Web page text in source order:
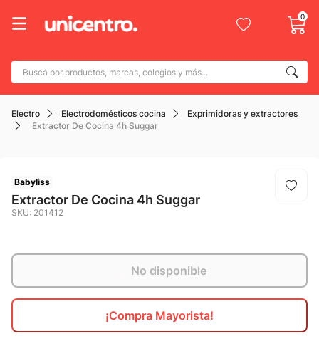
0
Buscá por productos, marcas, colegios y más...
Electro Electrodomésticos cocina
Exprimidoras y extractores
Extractor De Cocina 4h Suggar
Babyliss
Extractor De Cocina 4h Suggar
SKU: 201412
No disponible
¡Compra Mayorista!
Términos más buscados
1. adidas
mochila
5. botin